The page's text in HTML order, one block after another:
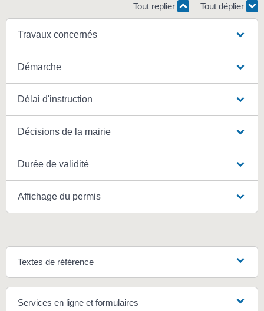
Tout replier Tout déplier
Travaux concernés
Démarche
Délai d'instruction
Décisions de la mairie
Durée de validité
Affichage du permis
Textes de référence
Services en ligne et formulaires